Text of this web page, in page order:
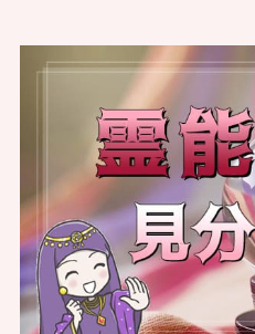
海外のパワースト
悲劇～霊能者が見
～
巣ごもりでのオン
だ？ 台湾のオン
神様と結婚した霊
と哲君の修行記～
神社の常識と哲君
める神様の懐～
対面で道具を使う
た！その結果は脅